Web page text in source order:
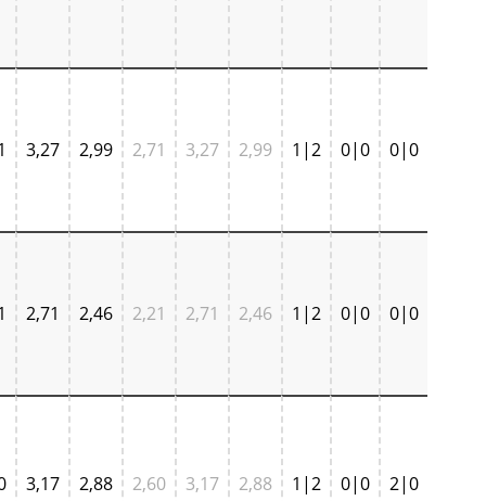
3,27 2,99 2,71 3,27 2,99 1|2 0|0 0|0
2,71 2,46 2,21 2,71 2,46 1|2 0|0 0|0
3,17 2,88 2,60 3,17 2,88 1|2 0|0 2|0